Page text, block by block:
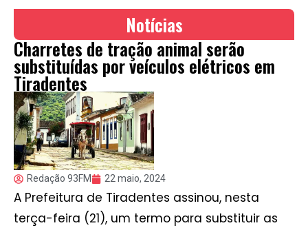
Notícias
Charretes de tração animal serão
substituídas por veículos elétricos em
Tiradentes
Redação 93FM 22 maio, 2024
A Prefeitura de Tiradentes assinou, nesta
terça-feira (21), um termo para substituir as